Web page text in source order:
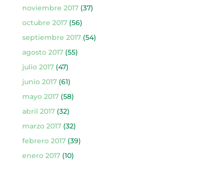
noviembre 2017(37)
octubre 2017(56)
septiembre 2017(54)
agosto 2017(55)
julio 2017(47)
junio 2017(61)
mayo 2017(58)
abril 2017(32)
marzo 2017(32)
febrero 2017(39)
enero 2017(10)